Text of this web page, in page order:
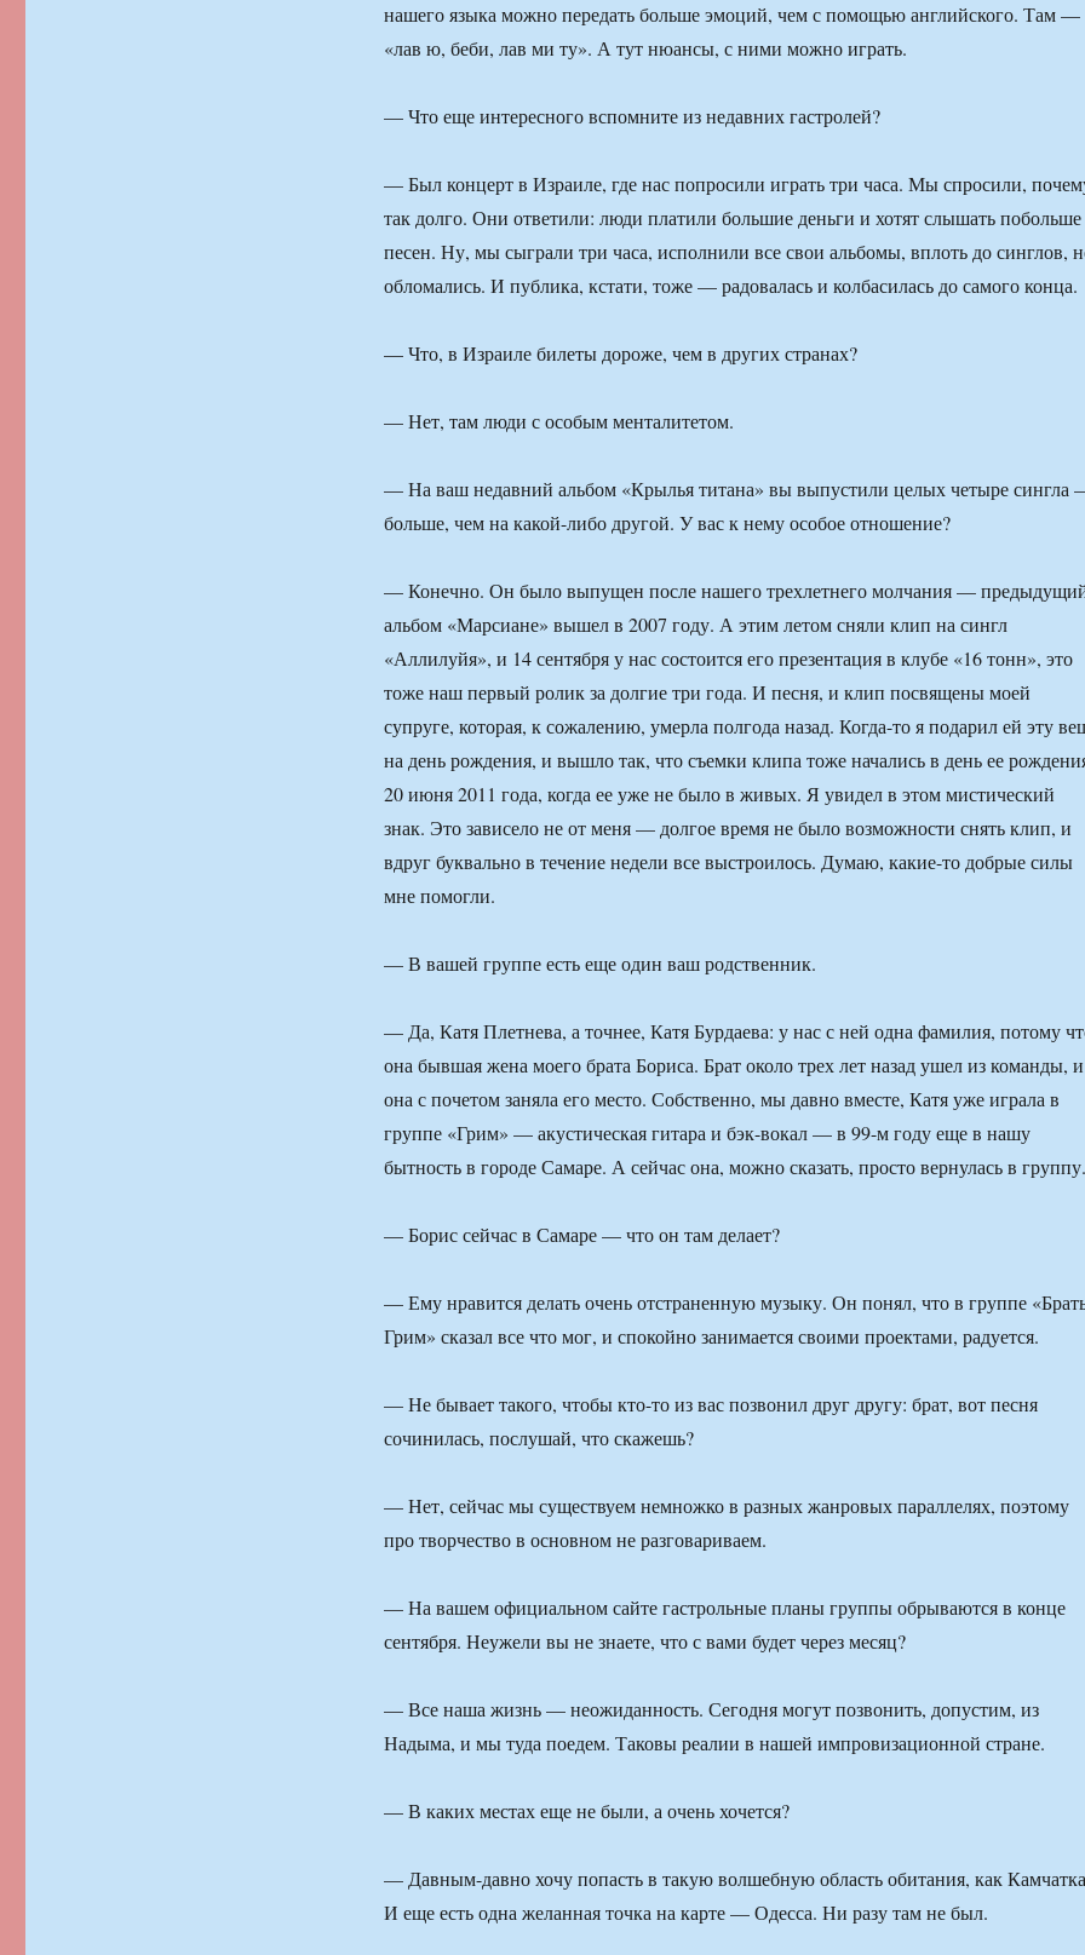
нашего языка можно передать больше эмоций, чем с помощью английского. Там —
«лав ю, беби, лав ми ту». А тут нюансы, с ними можно играть.
— Что еще интересного вспомните из недавних гастролей?
— Был концерт в Израиле, где нас попросили играть три часа. Мы спросили,
так долго. Они ответили: люди платили большие деньги и хотят слышать побольше
песен. Ну, мы сыграли три часа, исполнили все свои альбомы, вплоть до синглов,
обломались. И публика, кстати, тоже — радовалась и колбасилась до самого конца.
— Что, в Израиле билеты дороже, чем в других странах?
— Нет, там люди с особым менталитетом.
— На ваш недавний альбом «Крылья титана» вы выпустили целых четыре сингла
больше, чем на какой-либо другой. У вас к нему особое отношение?
— Конечно. Он было выпущен после нашего трехлетнего молчания —
альбом «Марсиане» вышел в 2007 году. А этим летом сняли клип на сингл
«Аллилуйя», и 14 сентября у нас состоится его презентация в клубе «16 тонн», это
тоже наш первый ролик за долгие три года. И песня, и клип посвящены моей
супруге, которая, к сожалению, умерла полгода назад. Когда-то я подарил ей эту
на день рождения, и вышло так, что съемки клипа тоже начались в день ее
20 июня 2011 года, когда ее уже не было в живых. Я увидел в этом мистический
знак. Это зависело не от меня — долгое время не было возможности снять клип, и
вдруг буквально в течение недели все выстроилось. Думаю, какие-то добрые силы
мне помогли.
— В вашей группе есть еще один ваш родственник.
— Да, Катя Плетнева, а точнее, Катя Бурдаева: у нас с ней одна фамилия, потому
она бывшая жена моего брата Бориса. Брат около трех лет назад ушел из команды, и
она с почетом заняла его место. Собственно, мы давно вместе, Катя уже играла в
группе «Грим» — акустическая гитара и бэк-вокал — в 99-м году еще в нашу
бытность в городе Самаре. А сейчас она, можно сказать, просто вернулась в группу.
— Борис сейчас в Самаре — что он там делает?
— Ему нравится делать очень отстраненную музыку. Он понял, что в группе
Грим» сказал все что мог, и спокойно занимается своими проектами, радуется.
— Не бывает такого, чтобы кто-то из вас позвонил друг другу: брат, вот песня
сочинилась, послушай, что скажешь?
— Нет, сейчас мы существуем немножко в разных жанровых параллелях, поэтому
про творчество в основном не разговариваем.
— На вашем официальном сайте гастрольные планы группы обрываются в конце
сентября. Неужели вы не знаете, что с вами будет через месяц?
— Все наша жизнь — неожиданность. Сегодня могут позвонить, допустим, из
Надыма, и мы туда поедем. Таковы реалии в нашей импровизационной стране.
— В каких местах еще не были, а очень хочется?
— Давным-давно хочу попасть в такую волшебную область обитания, как
И еще есть одна желанная точка на карте — Одесса. Ни разу там не был.